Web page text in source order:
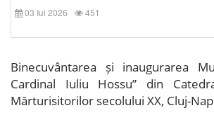
03 Iul 2026 451
Binecuvântarea și inaugurarea
Cardinal Iuliu Hossu” din
Mărturisitorilor secolului XX, Cluj-